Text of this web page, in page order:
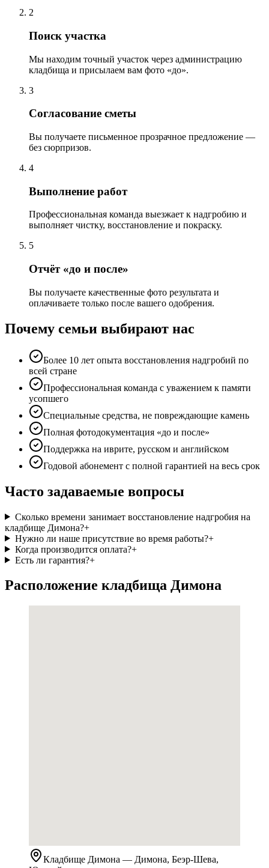
2
Поиск участка
Мы находим точный участок через администрацию
кладбища и присылаем вам фото «до».
3
Согласование сметы
Вы получаете письменное прозрачное предложение —
без сюрпризов.
4
Выполнение работ
Профессиональная команда выезжает к надгробию и
выполняет чистку, восстановление и покраску.
5
Отчёт «до и после»
Вы получаете качественные фото результата и
оплачиваете только после вашего одобрения.
Почему семьи выбирают нас
Более 10 лет опыта восстановления надгробий по
всей стране
Профессиональная команда с уважением к памяти
усопшего
Специальные средства, не повреждающие камень
Полная фотодокументация «до и после»
Поддержка на иврите, русском и английском
Годовой абонемент с полной гарантией на весь срок
Часто задаваемые вопросы
Сколько времени занимает восстановление надгробия на
кладбище Димона?+
Нужно ли наше присутствие во время работы?+
Когда производится оплата?+
Есть ли гарантия?+
Расположение кладбища Димона
Кладбище Димона — Димона, Беэр-Шева,